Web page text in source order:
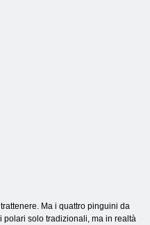
Ma i quattro pinguini da
polari solo tradizionali, ma in realtà